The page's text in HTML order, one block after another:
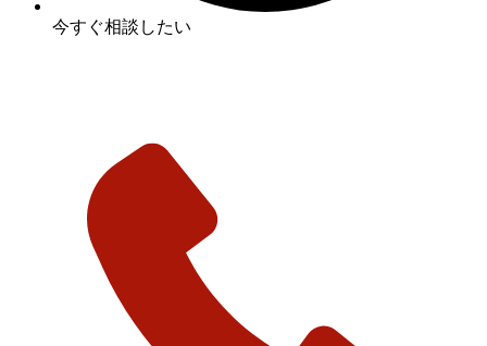
今すぐ相談したい